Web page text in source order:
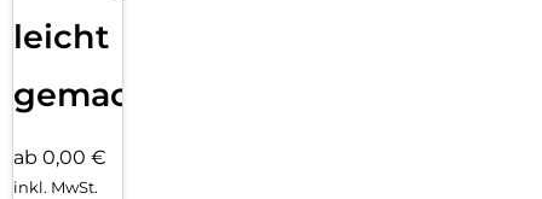
leicht
gemacht!
ab 0,00 €
inkl. MwSt.